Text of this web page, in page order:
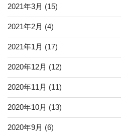
2021年3月 (15)
2021年2月 (4)
2021年1月 (17)
2020年12月 (12)
2020年11月 (11)
2020年10月 (13)
2020年9月 (6)